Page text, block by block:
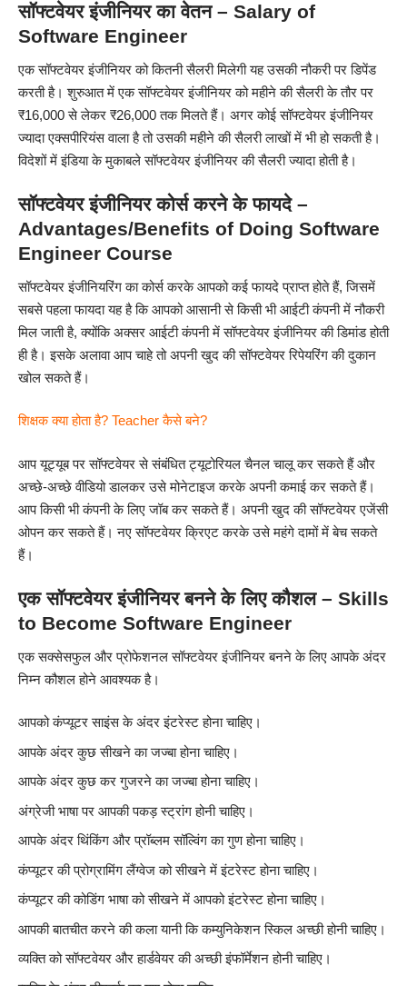
सॉफ्टवेयर इंजीनियर का वेतन – Salary of
Software Engineer
एक सॉफ्टवेयर इंजीनियर को कितनी सैलरी मिलेगी यह उसकी नौकरी पर डिपेंड
करती है। शुरुआत में एक सॉफ्टवेयर इंजीनियर को महीने की सैलरी के तौर पर
₹16,000 से लेकर ₹26,000 तक मिलते हैं। अगर कोई सॉफ्टवेयर इंजीनियर
ज्यादा एक्सपीरियंस वाला है तो उसकी महीने की सैलरी लाखों में भी हो सकती है।
विदेशों में इंडिया के मुकाबले सॉफ्टवेयर इंजीनियर की सैलरी ज्यादा होती है।
सॉफ्टवेयर इंजीनियर कोर्स करने के फायदे –
Advantages/Benefits of Doing Software
Engineer Course
सॉफ्टवेयर इंजीनियरिंग का कोर्स करके आपको कई फायदे प्राप्त होते हैं, जिसमें
सबसे पहला फायदा यह है कि आपको आसानी से किसी भी आईटी कंपनी में नौकरी
मिल जाती है, क्योंकि अक्सर आईटी कंपनी में सॉफ्टवेयर इंजीनियर की डिमांड होती
ही है। इसके अलावा आप चाहे तो अपनी खुद की सॉफ्टवेयर रिपेयरिंग की दुकान
खोल सकते हैं।
शिक्षक क्या होता है? Teacher कैसे बने?
आप यूट्यूब पर सॉफ्टवेयर से संबंधित ट्यूटोरियल चैनल चालू कर सकते हैं और
अच्छे-अच्छे वीडियो डालकर उसे मोनेटाइज करके अपनी कमाई कर सकते हैं।
आप किसी भी कंपनी के लिए जॉब कर सकते हैं। अपनी खुद की सॉफ्टवेयर एजेंसी
ओपन कर सकते हैं। नए सॉफ्टवेयर क्रिएट करके उसे महंगे दामों में बेच सकते
हैं।
एक सॉफ्टवेयर इंजीनियर बनने के लिए कौशल – Skills
to Become Software Engineer
एक सक्सेसफुल और प्रोफेशनल सॉफ्टवेयर इंजीनियर बनने के लिए आपके अंदर
निम्न कौशल होने आवश्यक है।
आपको कंप्यूटर साइंस के अंदर इंटरेस्ट होना चाहिए।
आपके अंदर कुछ सीखने का जज्बा होना चाहिए।
आपके अंदर कुछ कर गुजरने का जज्बा होना चाहिए।
अंग्रेजी भाषा पर आपकी पकड़ स्ट्रांग होनी चाहिए।
आपके अंदर थिंकिंग और प्रॉब्लम सॉल्विंग का गुण होना चाहिए।
कंप्यूटर की प्रोग्रामिंग लैंग्वेज को सीखने में इंटरेस्ट होना चाहिए।
कंप्यूटर की कोडिंग भाषा को सीखने में आपको इंटरेस्ट होना चाहिए।
आपकी बातचीत करने की कला यानी कि कम्युनिकेशन स्किल अच्छी होनी चाहिए।
व्यक्ति को सॉफ्टवेयर और हार्डवेयर की अच्छी इंफॉर्मेशन होनी चाहिए।